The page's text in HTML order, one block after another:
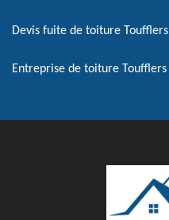
Devis fuite de toiture Toufflers
Entreprise de toiture Toufflers